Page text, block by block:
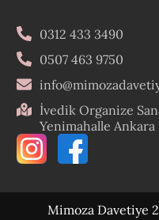
0312 433 3490
0507 463 9750
İvedik Organize
Yenimahalle Ankara
Mimoza Davetiye